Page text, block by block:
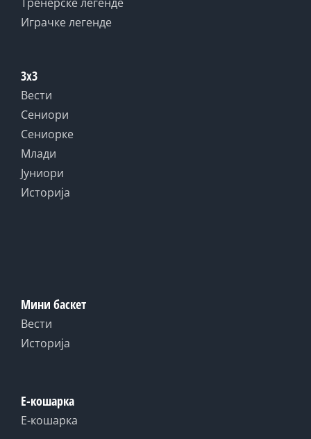
Играчке легенде
3x3
Вести
Сениори
Сениорке
Млади
Јуниори
Историја
Мини баскет
Вести
Историја
Е-кошарка
Е-кошарка